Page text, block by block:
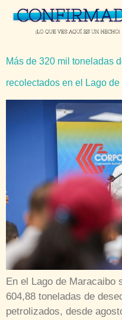
Más de 320 mil toneladas
recolectados en el Lago
En el Lago de Maracaibo
604,88 toneladas de
petrolizados, desde